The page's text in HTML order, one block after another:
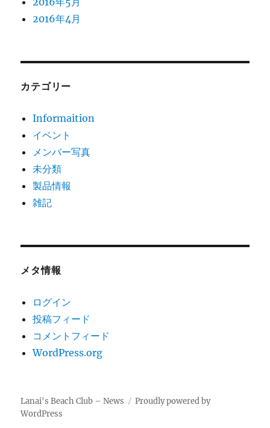
2016年4月
カテゴリー
Informaition
イベント
メンバー写真
未分類
製品情報
雑記
メタ情報
ログイン
投稿フィード
コメントフィード
WordPress.org
Lanai's Beach Club – News
Proudly powered by
WordPress